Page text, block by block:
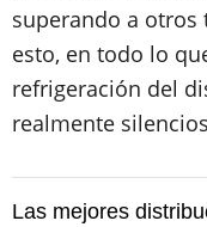
superando a
esto, en todo lo
refrigeración del
realmente
Las mejores